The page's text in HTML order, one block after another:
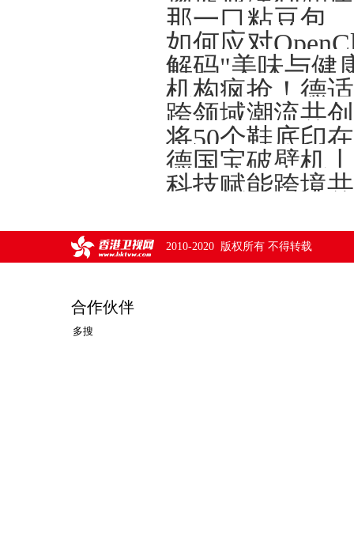
解码"美味与健
将50个鞋底印
德国宝破壁机
2010-2020 版权所有 不得转载
合作伙伴
多搜